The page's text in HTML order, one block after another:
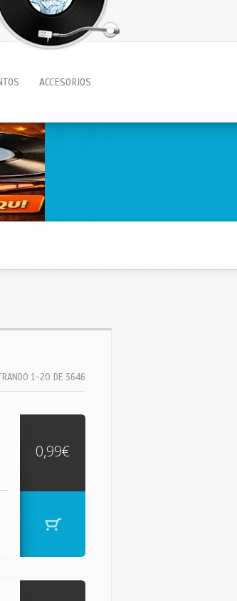
ACCESORIOS
1-20 DE 3646
0,99€